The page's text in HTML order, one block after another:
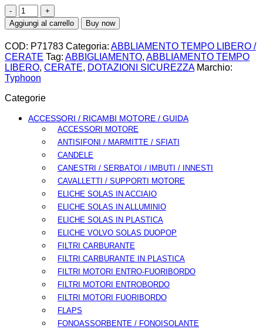
GIACCA
COASTAL
ROSSA
quantità
Aggiungi al carrello Buy now
COD: P71783 Categoria: ABBLIAMENTO TEMPO LIBERO /
CERATE Tag: ABBIGLIAMENTO, ABBLIAMENTO TEMPO
LIBERO, CERATE, DOTAZIONI SICUREZZA Marchio:
Typhoon
Categorie
ACCESSORI / RICAMBI MOTORE / GUIDA
ACCESSORI MOTORE
ANTISIFONI / MARMITTE / SFIATI
CANDELE
CANESTRI / SERBATOI / IMBUTI / INNESTI
CAVALLETTI / SUPPORTI MOTORE
ELICHE SOLAS IN ACCIAIO
ELICHE SOLAS IN ALLUMINIO
ELICHE SOLAS IN PLASTICA
ELICHE VOLVO SOLAS DUOPOP
FILTRI CARBURANTE
FILTRI CARBURANTE IN PLASTICA
FILTRI MOTORI ENTRO-FUORIBORDO
FILTRI MOTORI ENTROBORDO
FILTRI MOTORI FUORIBORDO
FLAPS
FONOASSORBENTE / FONOISOLANTE